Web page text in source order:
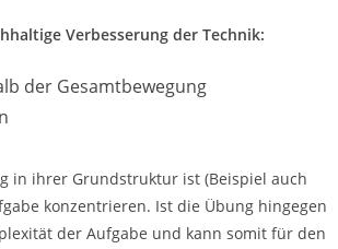
Verbesserung der Technik:
der Gesamtbewegung
in ihrer Grundstruktur ist (Beispiel auch
konzentrieren. Ist die Übung hingegen
der Aufgabe und kann somit für den